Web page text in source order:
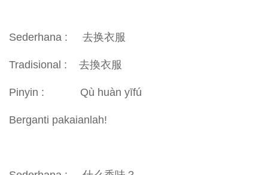
Sederhana : 去换衣服
Tradisional : 去換衣服
Pinyin : Qù huàn yīfú
Berganti pakaianlah!